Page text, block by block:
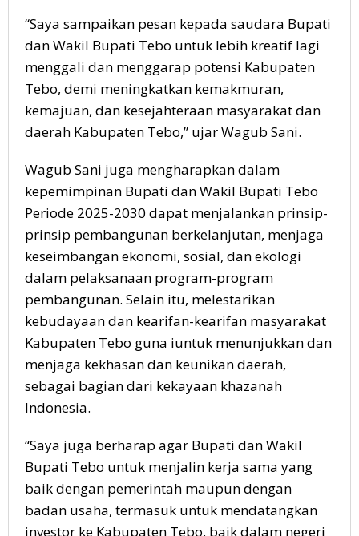
“Saya sampaikan pesan kepada saudara Bupati
dan Wakil Bupati Tebo untuk lebih kreatif lagi
menggali dan menggarap potensi Kabupaten
Tebo, demi meningkatkan kemakmuran,
kemajuan, dan kesejahteraan masyarakat dan
daerah Kabupaten Tebo,” ujar Wagub Sani.
Wagub Sani juga mengharapkan dalam
kepemimpinan Bupati dan Wakil Bupati Tebo
Periode 2025-2030 dapat menjalankan prinsip-
prinsip pembangunan berkelanjutan, menjaga
keseimbangan ekonomi, sosial, dan ekologi
dalam pelaksanaan program-program
pembangunan. Selain itu, melestarikan
kebudayaan dan kearifan-kearifan masyarakat
Kabupaten Tebo guna iuntuk menunjukkan dan
menjaga kekhasan dan keunikan daerah,
sebagai bagian dari kekayaan khazanah
Indonesia.
“Saya juga berharap agar Bupati dan Wakil
Bupati Tebo untuk menjalin kerja sama yang
baik dengan pemerintah maupun dengan
badan usaha, termasuk untuk mendatangkan
investor ke Kabupaten Tebo, baik dalam negeri